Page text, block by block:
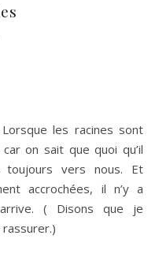
les racines sont
on sait que quoi qu’il
toujours vers nous. Et
accrochées, il n’y a
( Disons que je
rassurer.)